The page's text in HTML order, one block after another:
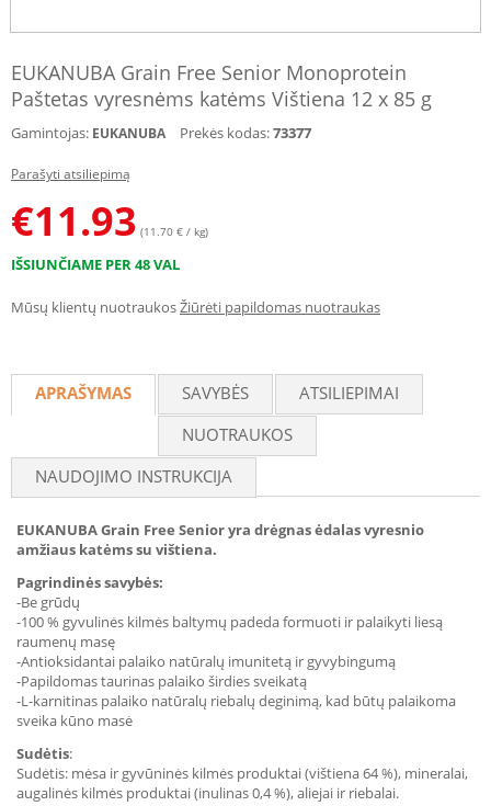
EUKANUBA Grain Free Senior Monoprotein
Paštetas vyresnėms katėms Vištiena 12 x 85 g
Gamintojas: EUKANUBA Prekės kodas:73377
Parašyti atsiliepimą
€11.93 (11.70 € / kg)
IŠSIUNČIAME PER 48 VAL
Mūsų klientų nuotraukosŽiūrėti papildomas nuotraukas
APRAŠYMAS SAVYBĖS
ATSILIEPIMAI
NUOTRAUKOS
NAUDOJIMO INSTRUKCIJA
EUKANUBA Grain Free Senior yra drėgnas ėdalas vyresnio
amžiaus katėms su vištiena.
Pagrindinės savybės:
-Be grūdų
-100 % gyvulinės kilmės baltymų padeda formuoti ir palaikyti liesą
raumenų masę
-Antioksidantai palaiko natūralų imunitetą ir gyvybingumą
-Papildomas taurinas palaiko širdies sveikatą
-L-karnitinas palaiko natūralų riebalų deginimą, kad būtų palaikoma
sveika kūno masė
Sudėtis:
Sudėtis: mėsa ir gyvūninės kilmės produktai (vištiena 64 %), mineralai,
augalinės kilmės produktai (inulinas 0,4 %), aliejai ir riebalai.